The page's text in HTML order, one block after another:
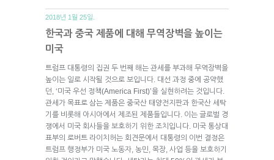
2018년 1월 25일.
한국과 중국 제품에 대해 무역장벽을 높이는
미국
트럼프 대통령의 집권 두 번째 해는 관세를 부과해 무역장벽을
높이는 일로 시작될 것으로 보입니다. 대선 과정 중에 공약했
던, ‘미국 우선 정책(America First)’을 실현하려는 것입니다.
관세가 목표로 삼는 제품은 중국산 태양전지판과 한국산 세탁
기를 비롯해 아시아에서 제조된 제품들입니다. 이는 글로벌 경
쟁에서 미국 회사들을 보호하기 위한 조치입니다. 미국 통상대
표부의 로버트 라이치허는 회견문에서 대통령의 이번 결정은
트럼프 행정부가 미국 노동자, 농민, 목장, 사업 등을 보호하기